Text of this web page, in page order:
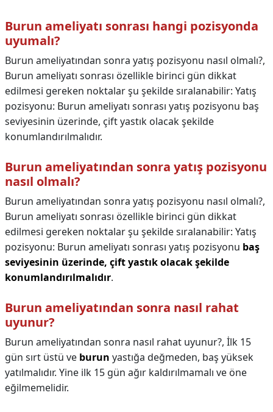
Burun ameliyatı sonrası hangi pozisyonda
uyumalı?
Burun ameliyatından sonra yatış pozisyonu nasıl olmalı?,
Burun ameliyatı sonrası özellikle birinci gün dikkat
edilmesi gereken noktalar şu şekilde sıralanabilir: Yatış
pozisyonu: Burun ameliyatı sonrası yatış pozisyonu baş
seviyesinin üzerinde, çift yastık olacak şekilde
konumlandırılmalıdır.
Burun ameliyatından sonra yatış pozisyonu
nasıl olmalı?
Burun ameliyatından sonra yatış pozisyonu nasıl olmalı?,
Burun ameliyatı sonrası özellikle birinci gün dikkat
edilmesi gereken noktalar şu şekilde sıralanabilir: Yatış
pozisyonu: Burun ameliyatı sonrası yatış pozisyonu baş
seviyesinin üzerinde, çift yastık olacak şekilde
konumlandırılmalıdır.
Burun ameliyatından sonra nasıl rahat
uyunur?
Burun ameliyatından sonra nasıl rahat uyunur?, İlk 15
gün sırt üstü ve burun yastığa değmeden, baş yüksek
yatılmalıdır. Yine ilk 15 gün ağır kaldırılmamalı ve öne
eğilmemelidir.